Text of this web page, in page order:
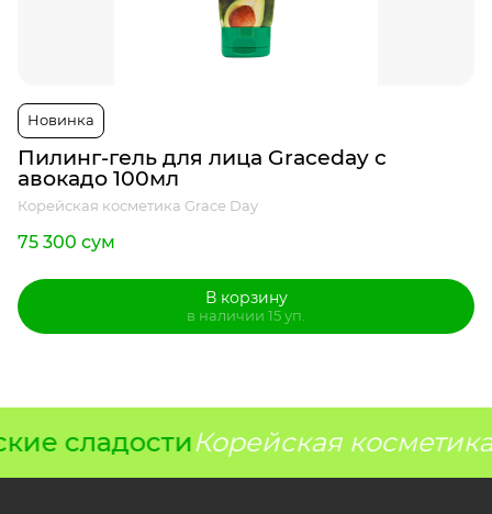
Новинка
Пилинг-гель для лица Graceday с
авокадо 100мл
Корейская косметика Grace Day
75 300 сум
В корзину
в наличии 15 уп.
сладостиКорейская